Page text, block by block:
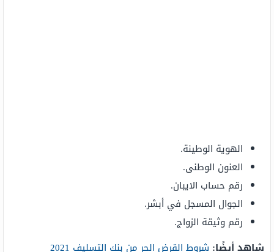
الهوية الوطينة.
العنون الوطنى.
رقم حساب الايبان.
الجوال المسجل في أبشر.
رقم وثيقة الزواج.
شاهد أيضًا: شروط القرض الحر من بنك التسليف 2021